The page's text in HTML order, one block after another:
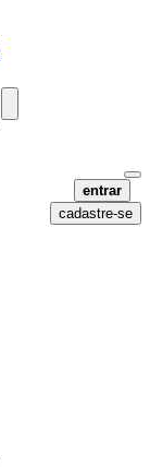
entrar
cadastre-se